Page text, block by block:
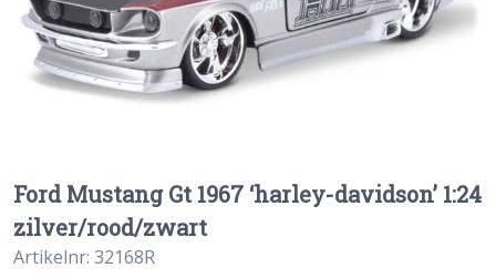
Ford Mustang Gt 1967 ‘harley-davidson’ 1:24
zilver/rood/zwart
Artikelnr: 32168R